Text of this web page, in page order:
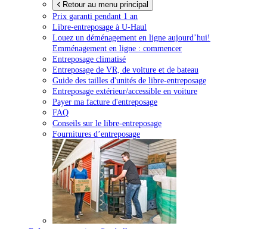
Retour au menu principal
Prix garanti pendant 1 an
Libre-entreposage à U-Haul
Louez un déménagement en ligne aujourd’hui!
Emménagement en ligne : commencer
Entreposage climatisé
Entreposage de VR, de voiture et de bateau
Guide des tailles d'unités de libre-entreposage
Entreposage extérieur/accessible en voiture
Payer ma facture d'entreposage
FAQ
Conseils sur le libre-entreposage
Fournitures d’entreposage